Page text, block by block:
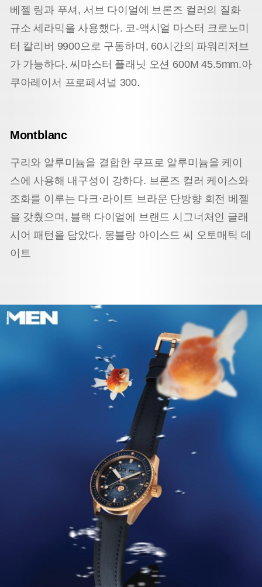
베젤 링과 푸셔, 서브 다이얼에 브론즈 컬러의 질화
규소 세라믹을 사용했다. 코-액시얼 마스터 크로노미
터 칼리버 9900으로 구동하며, 60시간의 파워리저브
가 가능하다. 씨마스터 플래닛 오션 600M 45.5mm.아
쿠아레이서 프로페셔널 300.
Montblanc
구리와 알루미늄을 결합한 쿠프로 알루미늄을 케이
스에 사용해 내구성이 강하다. 브론즈 컬러 케이스와
조화를 이루는 다크·라이트 브라운 단방향 회전 베젤
을 갖췄으며, 블랙 다이얼에 브랜드 시그너처인 글래
시어 패턴을 담았다. 몽블랑 아이스드 씨 오토매틱 데
이트